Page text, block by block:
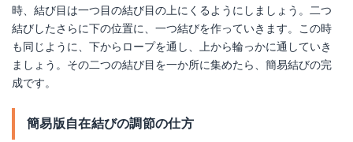
時、結び目は一つ目の結び目の上にくるようにしましょう。二つ
結びしたさらに下の位置に、一つ結びを作っていきます。この時
も同じように、下からロープを通し、上から輪っかに通していき
ましょう。その二つの結び目を一か所に集めたら、簡易結びの完
成です。
簡易版自在結びの調節の仕方